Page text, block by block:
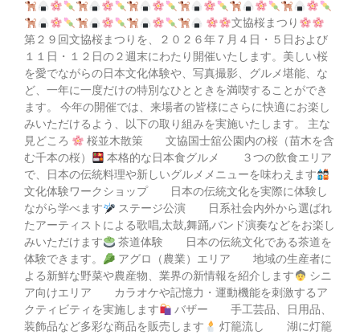
文協桜まつり
第２９回文協桜まつりを、２０２６年７月４日・５日および
１１日・１２日の２週末にわたり開催いたします。美しい桜
を愛でながらの日本文化体験や、写真撮影、グルメ堪能、な
ど、一年に一度だけの特別なひとときを満喫することができ
ます。 今年の開催では、来場者の皆様にさらに快適にお楽し
みいただけるよう、以下の取り組みを実施いたします。 主な
見どころ
桜並木散策 文協国士舘公園内の桜（苗木を含
む千本の桜）
本格的な日本食グルメ ３つの飲食エリア
で、日本の伝統料理や新しいグルメメニューを味わえます
文化体験ワークショップ 日本の伝統文化を実際に体験し
ながら学べます
ステージ公演 日系社会内外から選ばれ
たアーティストによる歌唱,太鼓,舞踊,バンド演奏などをお楽し
みいただけます
茶道体験 日本の伝統文化である茶道を
体験できます。
アグロ（農業）エリア 地域の生産者に
よる新鮮な野菜や農産物、業界の新情報を紹介します
シニ
ア向けエリア カラオケや記憶力・運動機能を刺激するア
クティビティを実施します
バザー 手工芸品、日用品、
装飾品など多彩な商品を販売します
灯籠流し 湖に灯籠